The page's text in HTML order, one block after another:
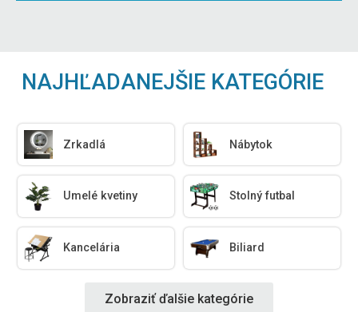
NAJHĽADANEJŠIE KATEGÓRIE
Zrkadlá Nábytok
Umelé kvetiny Stolný futbal
Kancelária Biliard
Zobraziť ďalšie kategórie